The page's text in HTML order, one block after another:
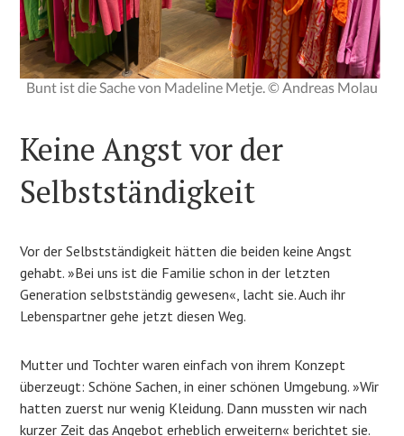
Bunt ist die Sache von Madeline Metje. © Andreas Molau
Keine Angst vor der
Selbstständigkeit
Vor der Selbstständigkeit hätten die beiden keine Angst
gehabt. »Bei uns ist die Familie schon in der letzten
Generation selbstständig gewesen«, lacht sie. Auch ihr
Lebenspartner gehe jetzt diesen Weg.
Mutter und Tochter waren einfach von ihrem Konzept
überzeugt: Schöne Sachen, in einer schönen Umgebung. »Wir
hatten zuerst nur wenig Kleidung. Dann mussten wir nach
kurzer Zeit das Angebot erheblich erweitern« berichtet sie.